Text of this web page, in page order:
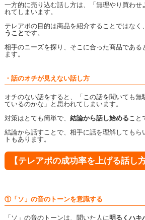
一方的に売り込む話し方は、「無理やり買わせ
れてしまいます。
テレアポの目的は商品を紹介することではなく、
うことです。
相手のニーズを探り、そこに合った商品である
ます。
・話のオチが見えない話し方
オチのない話をすると、「この話を聞いても無
ているのかな」と思われてしまいます。
対策はとても簡単で、 結論から話し始める こと
結論から話すことで、相手に話を理解してもら
トもあります。
【テレアポの成功率を上げる話し方
①「ソ」の音のトーンを意識する
「ソ」の音のトーンは、聞いた人に 明るくハキ